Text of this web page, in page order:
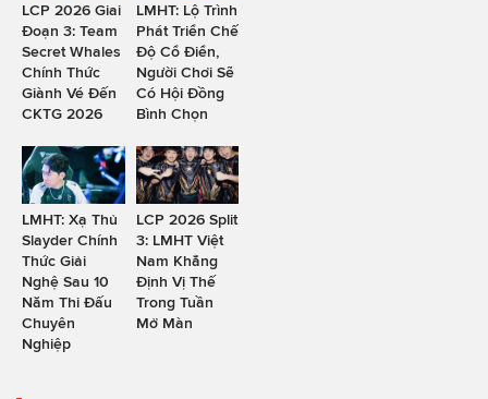
LCP 2026 Giai
Đoạn 3: Team
Secret Whales
Chính Thức
Giành Vé Đến
CKTG 2026
LMHT: Lộ Trình
Phát Triển Chế
Độ Cổ Điển,
Người Chơi Sẽ
Có Hội Đồng
Bình Chọn
LMHT: Xạ Thủ
Slayder Chính
Thức Giải
Nghệ Sau 10
Năm Thi Đấu
Chuyên
Nghiệp
LCP 2026 Split
3: LMHT Việt
Nam Khẳng
Định Vị Thế
Trong Tuần
Mở Màn